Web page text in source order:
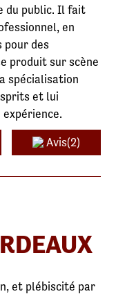
du public. Il fait
en
pour des
produit sur scène
spécialisation
et lui
Avis(2)
et plébiscité par